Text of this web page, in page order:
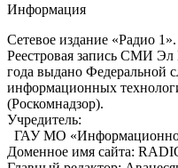
Информация
Сетевое издание «Радио 1».
Реестровая запись СМИ
года выдано Федеральной
информационных
(Роскомнадзор).
Учредитель:
ГАУ МО «Информационное
Доменное имя сайта: